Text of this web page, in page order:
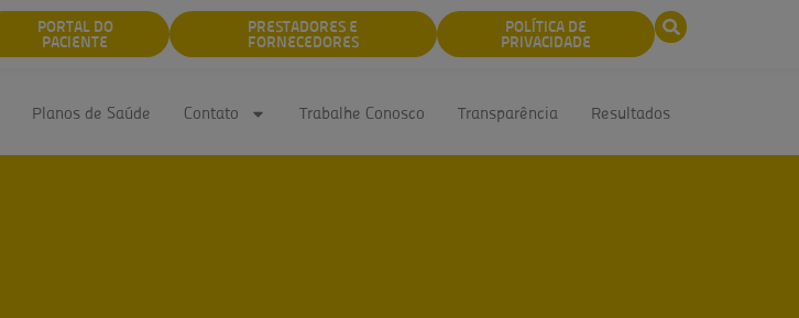
PORTAL DO
PACIENTE
PRESTADORES E
FORNECEDORES
POLÍTICA DE
PRIVACIDADE
Planos de Saúde Contato Trabalhe Conosco Transparência Resultados